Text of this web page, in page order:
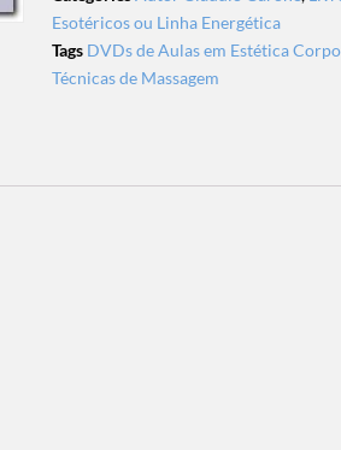
Esotéricos ou Linha Energética
Tags DVDs de Aulas em Estética
Técnicas de Massagem